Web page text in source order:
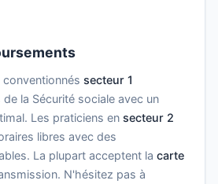
secteur 1
la Sécurité sociale avec un
Les praticiens en secteur 2
libres avec des
La plupart acceptent la carte
N'hésitez pas à